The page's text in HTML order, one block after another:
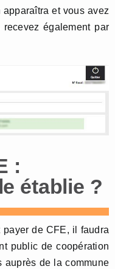
et vous avez
également par
:
établie ?
de CFE, il faudra
public de coopération
auprès de la commune